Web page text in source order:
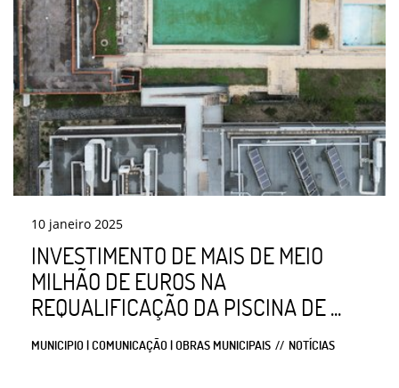
10 janeiro 2025
INVESTIMENTO DE MAIS DE MEIO
MILHÃO DE EUROS NA
REQUALIFICAÇÃO DA PISCINA DE ...
MUNICIPIO | COMUNICAÇÃO | OBRAS MUNICIPAIS NOTÍCIAS